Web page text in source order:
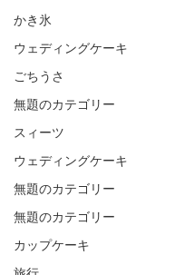
かき氷
ウェディングケーキ
ごちうさ
無題のカテゴリー
スィーツ
ウェディングケーキ
無題のカテゴリー
無題のカテゴリー
カップケーキ